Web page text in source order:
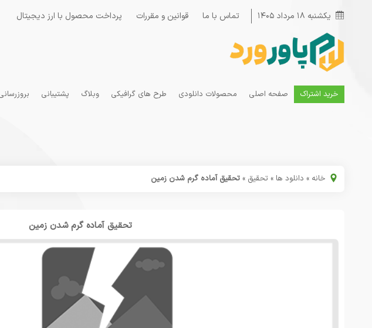
یکشنبه ۱۸ مرداد ۱۴۰۵ تماس با ما قوانین و مقررات پرداخت محصول با ارز دیجیتال
خرید اشتراک صفحه اصلی محصولات دانلودی طرح های گرافیکی وبلاگ پشتیبانی
خانه » دانلود ها » تحقیق » تحقیق آماده گرم شدن زمین
تحقیق آماده گرم شدن زمین